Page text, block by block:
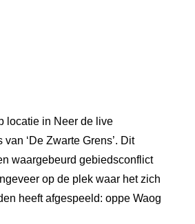
locatie in Neer de live
‘De Zwarte Grens’. Dit
waargebeurd gebiedsconflict
op de plek waar het zich
heeft afgespeeld: oppe Waog